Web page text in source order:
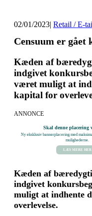
02/01/2023| Retail / E-
Censuum er gået
Kæden af
indgivet
været muligt at
kapital for
ANNONCE
Skal denne placering
Ny eksklusiv bannerplacering med
mulighederne.
LÆS MERE HER
Kæden af
indgivet
muligt at indhente
overlevelse.